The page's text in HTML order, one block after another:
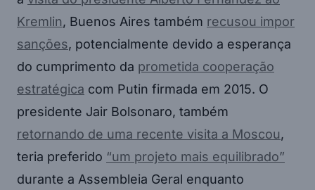
Kremlin, Buenos Aires também recusou impor
sanções, potencialmente devido a esperança
do cumprimento da prometida cooperação
estratégica com Putin firmada em 2015. O
presidente Jair Bolsonaro, também
retornando de uma recente visita a Moscou,
teria preferido “um projeto mais equilibrado”
durante a Assembleia Geral enquanto